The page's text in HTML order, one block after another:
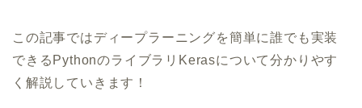
この記事ではディープラーニングを簡単に誰でも実装
できるPythonのライブラリKerasについて分かりやす
く解説していきます！